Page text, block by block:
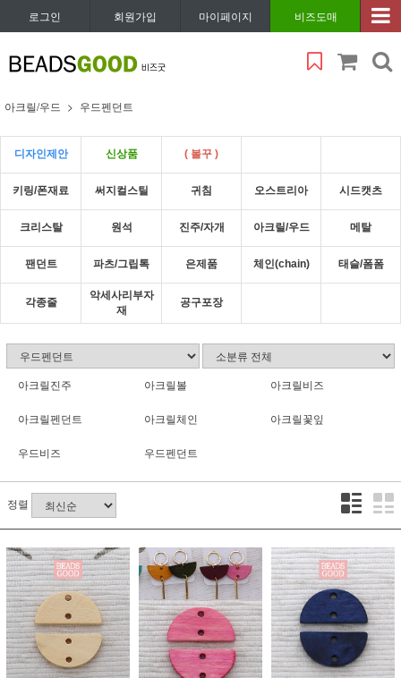
로그인 회원가입 마이페이지 비즈도매
아크릴/우드 우드펜던트
디자인제안 신상품 ( 볼꾸 )
키링/폰재료 써지컬스틸 귀침 오스트리아 시드캣츠
크리스탈 원석 진주/자개 아크릴/우드 메탈
팬던트 파츠/그립톡 은제품 체인(chain) 태슬/폼폼
각종줄
악세사리부자
재
공구포장
아크릴진주 아크릴볼 아크릴비즈
아크릴펜던트 아크릴체인 아크릴꽃잎
우드비즈 우드펜던트
정렬